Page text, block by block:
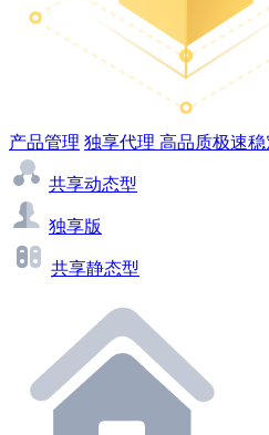
产品管理 独享代理 高品质极速
共享动态型
独享版
共享静态型